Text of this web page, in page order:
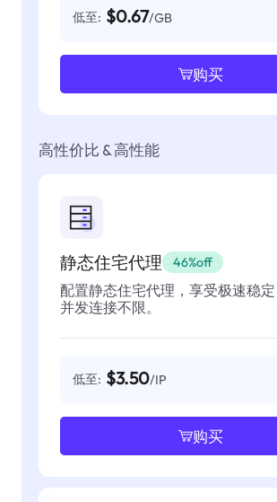
低至: $0.67/GB
购买
高性价比 & 高性能
静态住宅代理 46%off
配置静态住宅代理，享受极速稳
并发连接不限。
低至: $3.50/IP
购买